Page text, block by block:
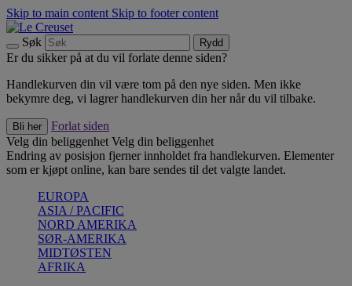
Skip to main content Skip to footer content
Søk Rydd
Er du sikker på at du vil forlate denne siden?
Handlekurven din vil være tom på den nye siden. Men ikke
bekymre deg, vi lagrer handlekurven din her når du vil tilbake.
Bli her
Forlat siden
Velg din beliggenhet Velg din beliggenhet
Endring av posisjon fjerner innholdet fra handlekurven. Elementer
som er kjøpt online, kan bare sendes til det valgte landet.
EUROPA
ASIA / PACIFIC
NORD AMERIKA
SØR-AMERIKA
MIDTØSTEN
AFRIKA